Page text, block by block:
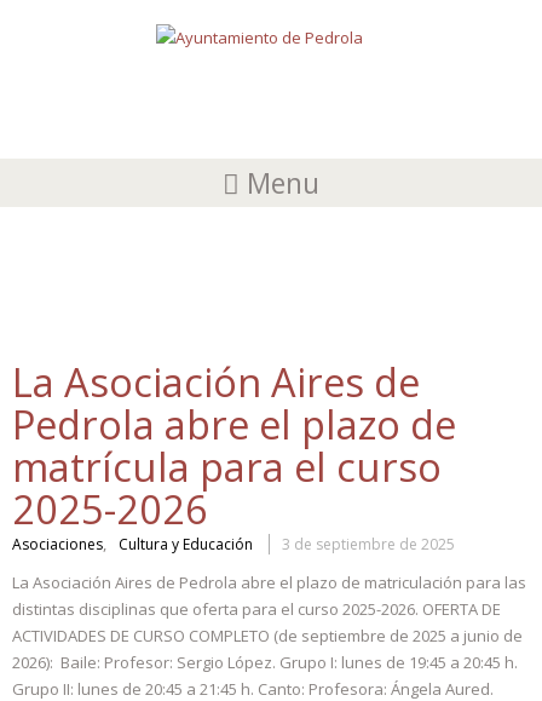
Menu
La Asociación Aires de
Pedrola abre el plazo de
matrícula para el curso
2025-2026
Asociaciones, Cultura y Educación 3 de septiembre de 2025
La Asociación Aires de Pedrola abre el plazo de matriculación para las
distintas disciplinas que oferta para el curso 2025-2026. OFERTA DE
ACTIVIDADES DE CURSO COMPLETO (de septiembre de 2025 a junio de
2026): Baile: Profesor: Sergio López. Grupo I: lunes de 19:45 a 20:45 h.
Grupo II: lunes de 20:45 a 21:45 h. Canto: Profesora: Ángela Aured.